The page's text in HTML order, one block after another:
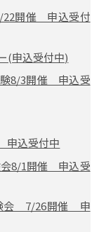
22開催 申込受付
(申込受付中)
8/3開催 申込受
込受付中
会8/1開催 申込受
会 7/26開催 申